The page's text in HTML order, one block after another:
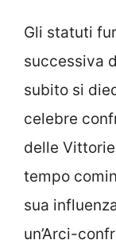
Gli statuti
successiva
subito si
celebre
delle
tempo
sua
un’Arci-